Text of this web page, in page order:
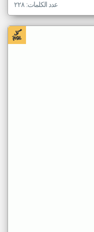
عدد الكلمات: ٢٢٨